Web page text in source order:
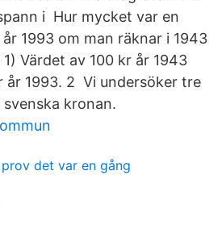
i Hur mycket var en
1993 om man räknar i 1943
Värdet av 100 kr år 1943
år 1993. 2 Vi undersöker tre
kronan.
det var en gång